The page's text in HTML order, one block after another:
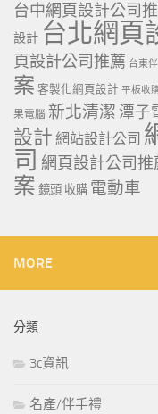
台中網頁設計公司
設計 台北網頁
頁設計公司推薦 台東
案 客製化網頁設計 平板收
果電腦 新北清潔 潭子
設計 網站設計公司
司 網頁設計公司推
案 鏡頭 收購 電動車
MORE
分類
3c資訊
名產/伴手禮